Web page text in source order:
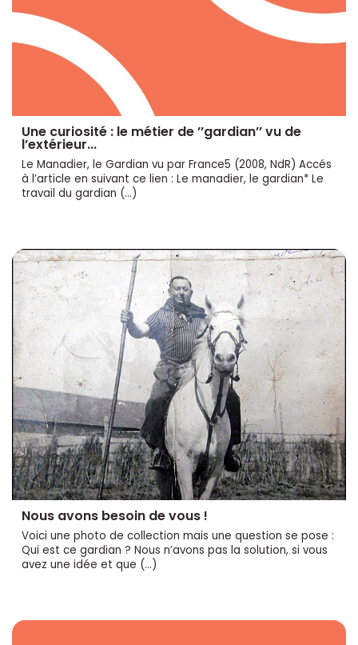
Une curiosité : le métier de ’’gardian’’ vu de
l’extérieur...
Le Manadier, le Gardian vu par France5 (2008, NdR) Accés
à l’article en suivant ce lien : Le manadier, le gardian* Le
travail du gardian (…)
Nous avons besoin de vous !
Voici une photo de collection mais une question se pose :
Qui est ce gardian ? Nous n’avons pas la solution, si vous
avez une idée et que (…)